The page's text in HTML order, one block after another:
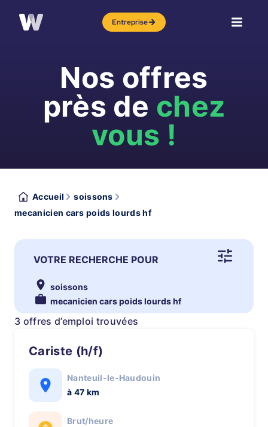
Entreprise
Nos offres
près de chez
vous !
Accueil
soissons
mecanicien cars poids lourds hf
VOTRE RECHERCHE POUR
soissons
mecanicien cars poids lourds hf
3 offres d’emploi trouvées
Cariste (h/f)
Nanteuil-le-Haudouin
à 47 km
Brut/heure